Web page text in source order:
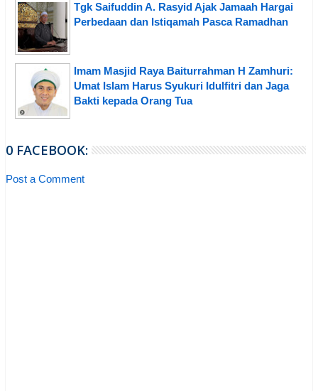
Tgk Saifuddin A. Rasyid Ajak Jamaah Hargai
Perbedaan dan Istiqamah Pasca Ramadhan
Imam Masjid Raya Baiturrahman H Zamhuri:
Umat Islam Harus Syukuri Idulfitri dan Jaga
Bakti kepada Orang Tua
0 FACEBOOK:
Post a Comment